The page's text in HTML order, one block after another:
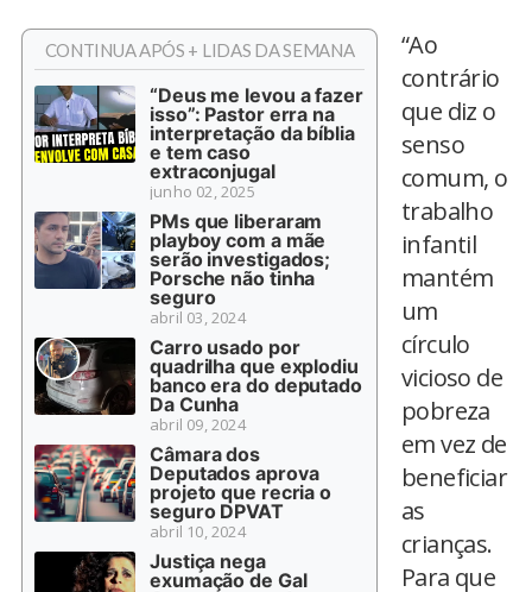
CONTINUA APÓS + LIDAS DA SEMANA
“Deus me levou a fazer
isso”: Pastor erra na
interpretação da bíblia
e tem caso
extraconjugal
junho 02, 2025
PMs que liberaram
playboy com a mãe
serão investigados;
Porsche não tinha
seguro
abril 03, 2024
Carro usado por
quadrilha que explodiu
banco era do deputado
Da Cunha
abril 09, 2024
Câmara dos
Deputados aprova
projeto que recria o
seguro DPVAT
abril 10, 2024
Justiça nega
exumação de Gal
“Ao
contrário
que diz o
senso
comum, o
trabalho
infantil
mantém
um
círculo
vicioso de
pobreza
em vez de
beneficiar
as
crianças.
Para que